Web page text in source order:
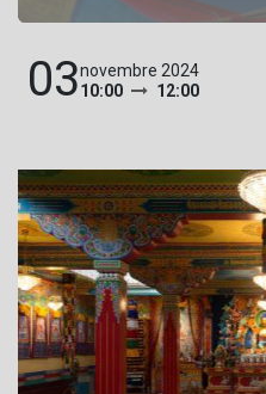
03novembre 2024
10:00
12:00